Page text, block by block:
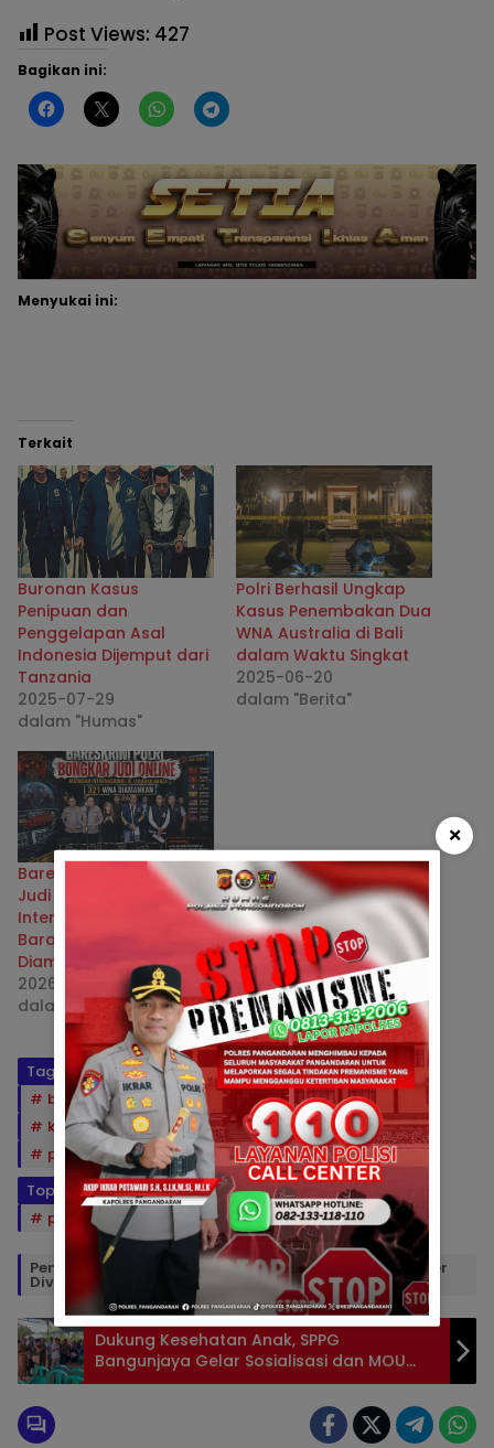
Post Views: 427
Bagikan ini:
Menyukai ini:
Terkait
Buronan Kasus
Penipuan dan
Penggelapan Asal
Indonesia Dijemput dari
Tanzania
2025-07-29
dalam "Humas"
Polri Berhasil Ungkap
Kasus Penembakan Dua
WNA Australia di Bali
dalam Waktu Singkat
2025-06-20
dalam "Berita"
Bareskrim Polri Bongkar
Judi Online Jaringan
Internasional di Jakarta
Barat, 321 WNA
Diamankan
2026-05-10
dalam "Berita"
Tag:
#KapolresPangandaran
berita pangandaran
div humas
kapolres pangandran
MABESPOLRI
polda jabar
polres pangandaran
Topik:
info pangandaran
INTERPOL
polres pangandaran
polri untuk masyarakat
Penulis:
Divhumas2019
Editor: POLRES
PANGANDARAN
Sumber
Berita
Dukung Kesehatan Anak, SPPG
Bangunjaya Gelar Sosialisasi dan MOU
Program Makan Bergizi Gratis
×